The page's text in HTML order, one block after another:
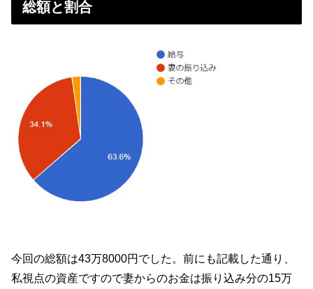
総額と割合
今回の総額は43万8000円でした。前にも記載した通り、
私視点の資産ですので妻からのお金は振り込み分の15万